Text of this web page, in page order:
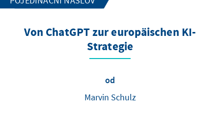
Von ChatGPT zur europäischen KI-
Strategie
od
Marvin Schulz